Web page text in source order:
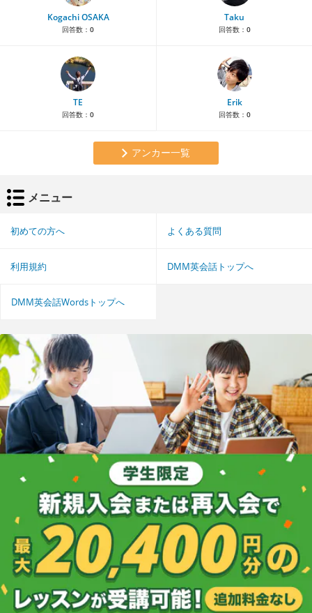
Kogachi OSAKA
回答数： 0
Taku
回答数： 0
TE
回答数： 0
Erik
回答数： 0
アンカー一覧
メニュー
初めての方へ よくある質問
利用規約 DMM英会話トップへ
DMM英会話Wordsトップへ